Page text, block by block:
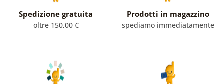
Spedizione gratuita
oltre 150,00 €
Prodotti in magazzino
spediamo immediatamente